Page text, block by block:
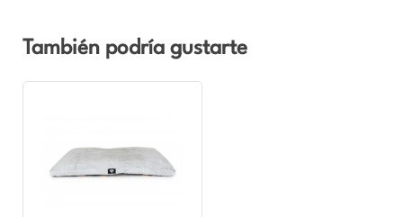
También podría gustarte
$7.990
hasta
$7.990
hasta
tiene
múltiples